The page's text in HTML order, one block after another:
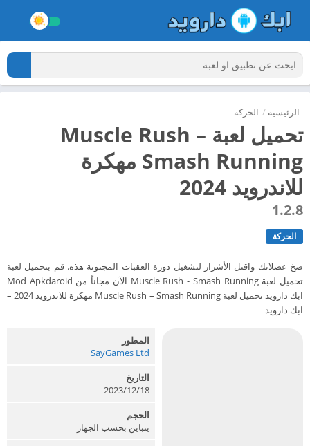
الرئيسية / الحركة
تحميل لعبة Muscle Rush –
Smash Running مهكرة
للاندرويد 2024
1.2.8
الحركة
ضخ عضلاتك واقتل الأشرار لتشغيل دورة العقبات المجنونة هذه. قم بتحميل لعبة
تحميل لعبة Muscle Rush - Smash Running الآن مجاناً من Mod Apkdaroid
ابك دارويد تحميل لعبة Muscle Rush – Smash Running مهكرة للاندرويد 2024 –
ابك دارويد
المطور
SayGames Ltd‏
التاريخ
2023/12/18
الحجم
يتباين بحسب الجهاز